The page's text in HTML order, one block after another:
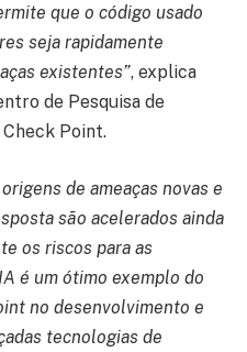
que o código usado
seja rapidamente
existentes”, explica
de Pesquisa de
Point.
de ameaças novas e
são acelerados ainda
os riscos para as
é um ótimo exemplo do
no desenvolvimento e
tecnologias de